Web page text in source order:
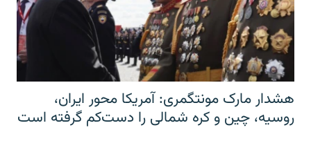
هشدار مارک مونتگمری: آمریکا محور ایران،
روسیه، چین و کره شمالی را دست‌کم گرفته است